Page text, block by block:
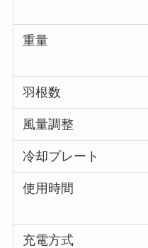
重量
羽根数
風量調整
冷却プレート
使用時間
充電方式